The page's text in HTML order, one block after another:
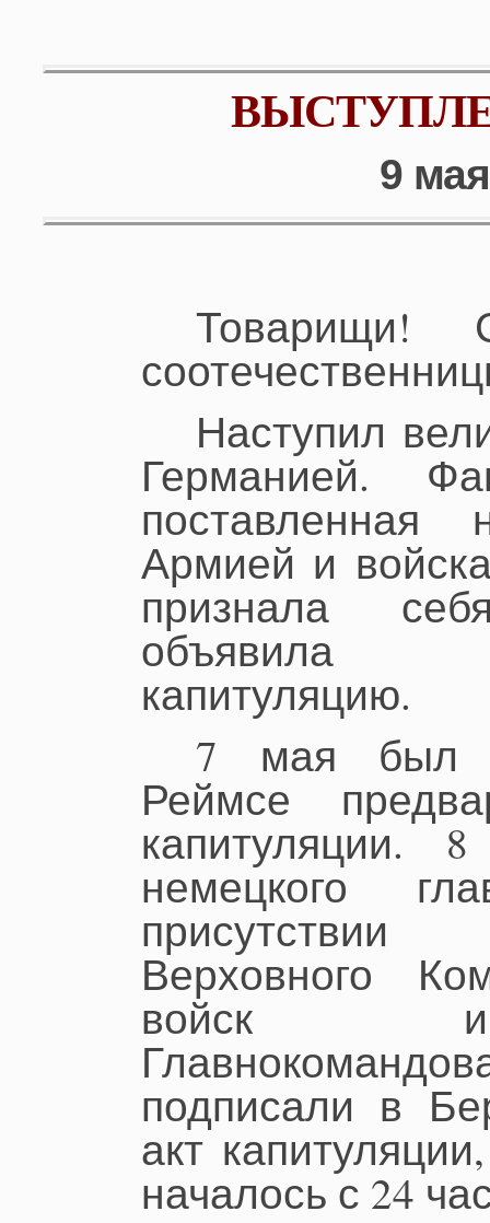
9
Товарищи!
Наступил
Германией.
Армией и
признала
объявила
капитуляцию.
7 мая был
Реймсе
капитуляции.
немецкого
Верховного
войск и
подписали в
акт
началось с 24